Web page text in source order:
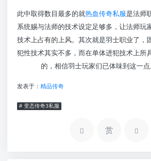
此中取得数目最多的就热血传奇私服是法师
系统赐与法师的技术设定足够多，让法师玩
技术上占有的上风。其次就是羽士职业了，
犯性技术其实不多，而在单体进犯技术上所
的，相信羽士玩家们已体味到这一点
发表于： 精品传奇
# 变态传奇3私服
赏